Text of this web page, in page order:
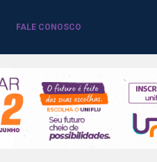
FALE CONOSCO